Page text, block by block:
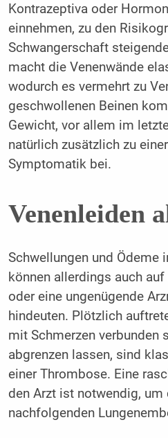
Kontrazeptiva oder
einnehmen, zu den
Schwangerschaft
macht die Venenwände
wodurch es vermehrt zu
geschwollenen Beinen
Gewicht, vor allem im
natürlich zusätzlich zu
Symptomatik bei.
Venenleiden
Schwellungen und Ödeme
können allerdings auch
oder eine ungenügende
hindeuten. Plötzlich
mit Schmerzen verbunden
abgrenzen lassen, sind
einer Thrombose. Eine
den Arzt ist notwendig, um
nachfolgenden